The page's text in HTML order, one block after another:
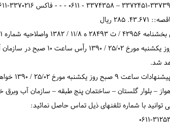
۲۸۵ ریال
۲۰۰۷۱ / ت ۳۰۹۸۰ ه ۲۱/۴ / ۱۳۸۳
جلسه افتتاح پاکات روز یکشنبه
شد.
یکشنبه مورخ ۲۵/۰۲ / ۱۳۹۰ خواهد بود.
– بلوار گلستان – ساختمان پنج طبقه – سازمان آب
توانید با شماره تلفنهای ذیل تماس حاصل نمائید: